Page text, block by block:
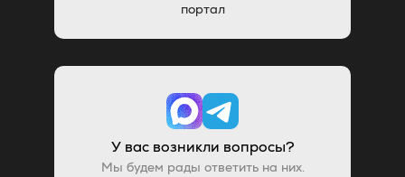
портал
У вас возникли вопросы?
Мы будем рады ответить на них.